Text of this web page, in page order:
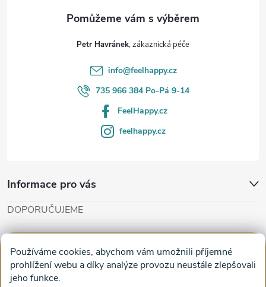
Používáme cookies, abychom vám umožnili příjemné
prohlížení webu a díky analýze provozu neustále zlepšovali
jeho funkce.
ý
p
i
s
u
Petr Havránek
info@feelhappy.cz
735 966 384 Po-Pá 9-14
FeelHappy.cz
feelhappy.cz
Informace pro vás
DOPORUČUJEME
Obrazy na plátně na zeď a stěnu do obýváku
Facebook